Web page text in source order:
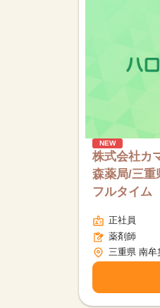
NEW
株式会社カ
森薬局/三重
フルタイム
正社員
薬剤師
三重県 南牟